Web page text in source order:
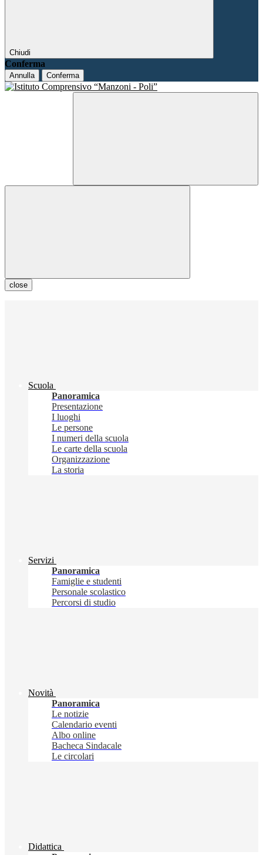
Chiudi
Conferma
Annulla Conferma
close
Scuola
Panoramica
Presentazione
I luoghi
Le persone
I numeri della scuola
Le carte della scuola
Organizzazione
La storia
Servizi
Panoramica
Famiglie e studenti
Personale scolastico
Percorsi di studio
Novità
Panoramica
Le notizie
Calendario eventi
Albo online
Bacheca Sindacale
Le circolari
Didattica